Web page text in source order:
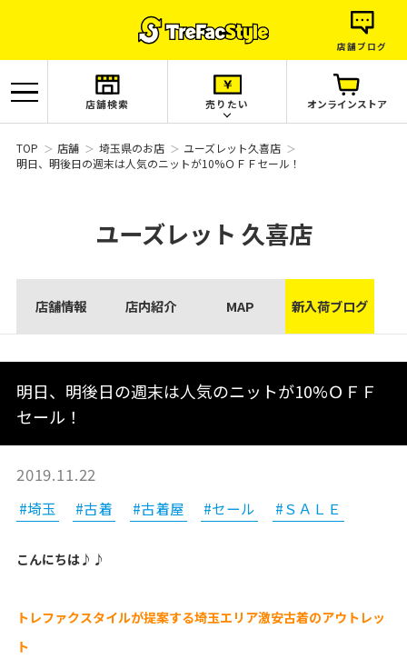
店舗ブログ
店舗検索 売りたい オンラインストア
TOP 店舗 埼玉県のお店
ユーズレット久喜店
明日、明後日の週末は人気のニットが10%ＯＦＦセール！
ユーズレット 久喜店
店舗情報 店内紹介 MAP 新入荷ブログ
明日、明後日の週末は人気のニットが10%ＯＦＦ
セール！
2019.11.22
#埼玉 #古着 #古着屋 #セール #ＳＡＬＥ
こんにちは♪♪
トレファクスタイルが提案する埼玉エリア激安古着のアウトレッ
ト